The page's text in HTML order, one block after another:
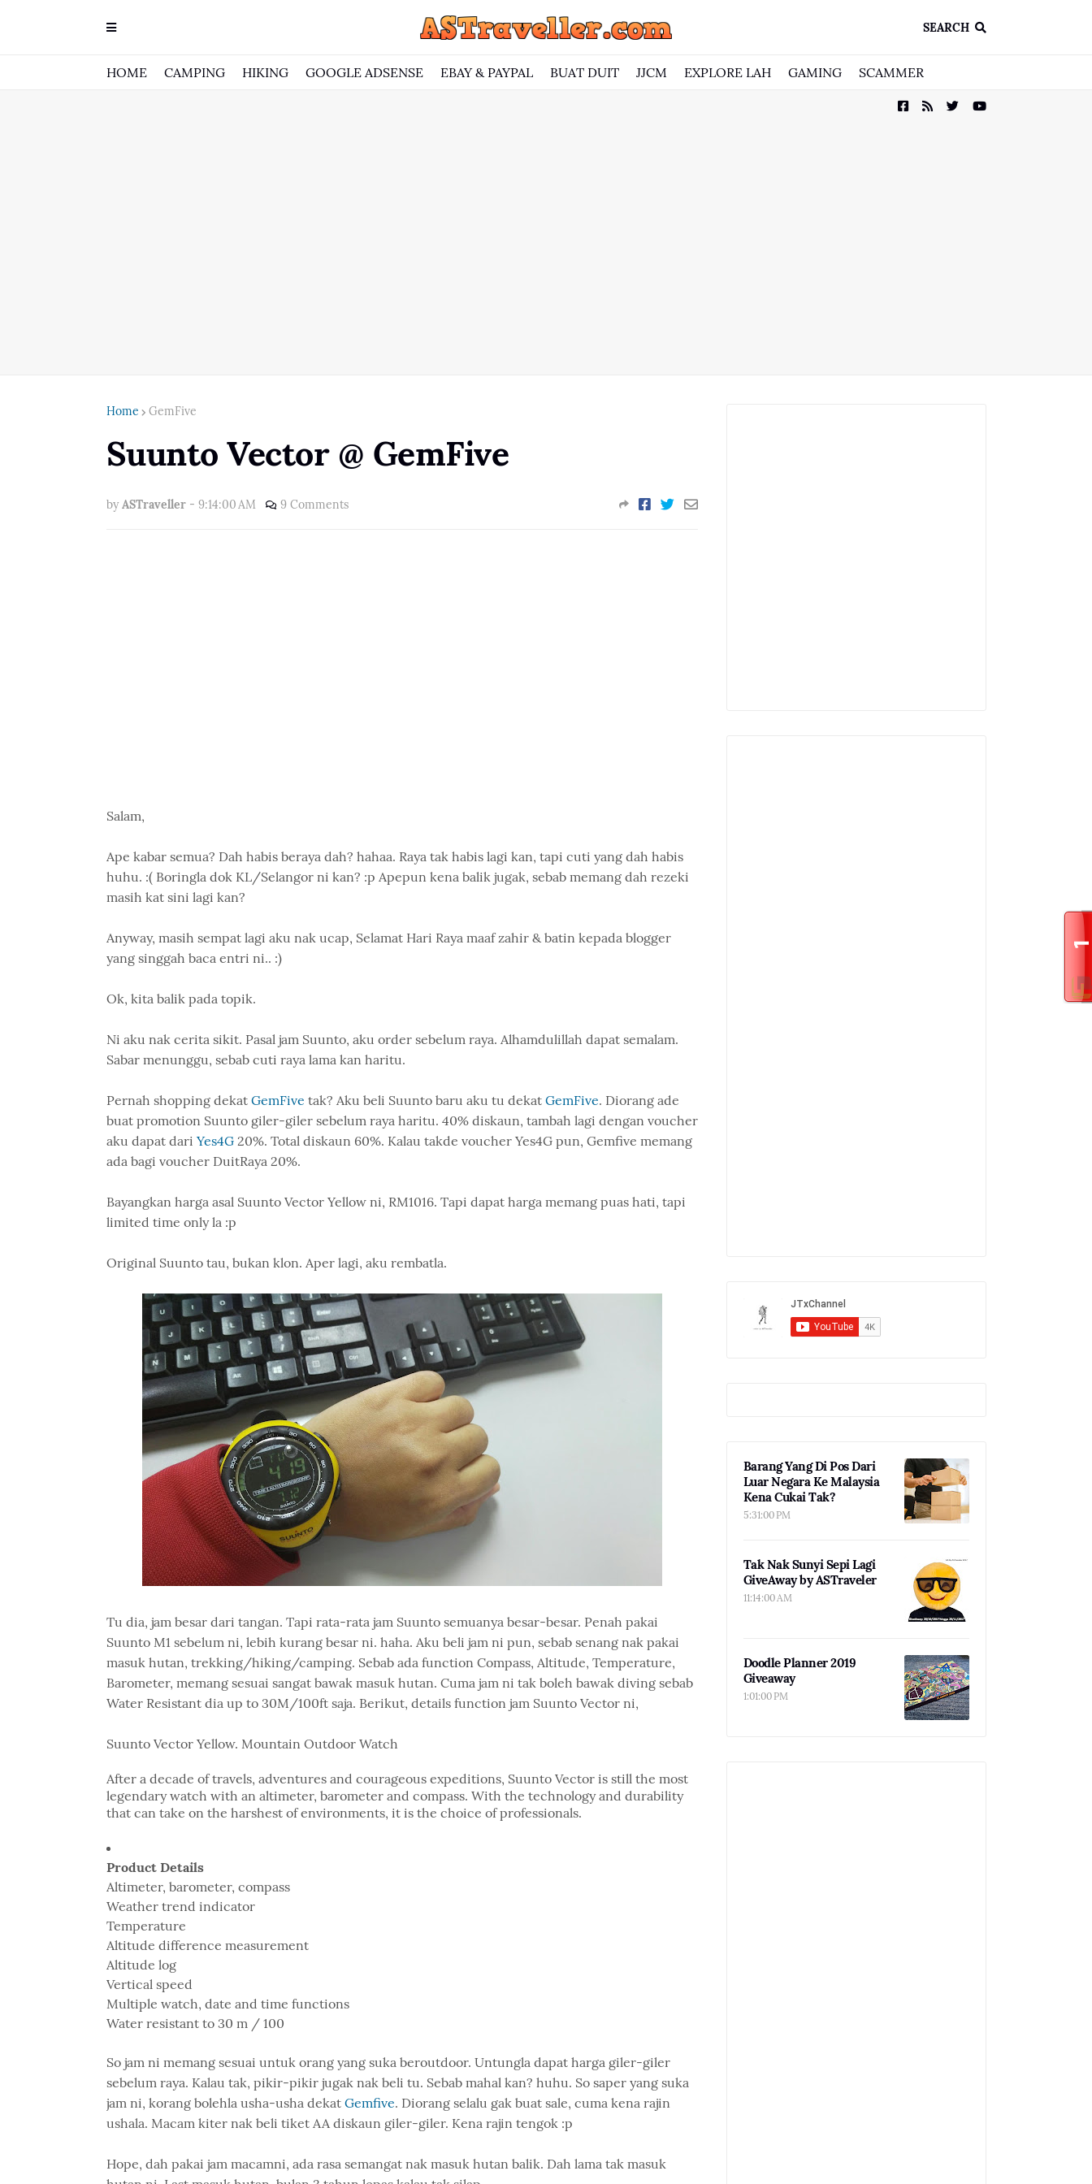
SEARCH
HOME CAMPING HIKING GOOGLE ADSENSE EBAY & PAYPAL BUAT DUIT JJCM EXPLORE LAH GAMING SCAMMER
Home GemFive
Suunto Vector @ GemFive
by ASTraveller - 9:14:00 AM 9 Comments
Salam,
Ape kabar semua? Dah habis beraya dah? hahaa. Raya tak habis lagi kan, tapi cuti yang dah habis
huhu. :( Boringla dok KL/Selangor ni kan? :p Apepun kena balik jugak, sebab memang dah rezeki
masih kat sini lagi kan?
Anyway, masih sempat lagi aku nak ucap, Selamat Hari Raya maaf zahir & batin kepada blogger
yang singgah baca entri ni.. :)
Ok, kita balik pada topik.
Ni aku nak cerita sikit. Pasal jam Suunto, aku order sebelum raya. Alhamdulillah dapat semalam.
Sabar menunggu, sebab cuti raya lama kan haritu.
Pernah shopping dekat GemFive tak? Aku beli Suunto baru aku tu dekat GemFive. Diorang ade
buat promotion Suunto giler-giler sebelum raya haritu. 40% diskaun, tambah lagi dengan voucher
aku dapat dari Yes4G20%. Total diskaun 60%. Kalau takde voucher Yes4G pun, Gemfive memang
ada bagi voucher DuitRaya 20%.
Bayangkan harga asal Suunto Vector Yellow ni, RM1016. Tapi dapat harga memang puas hati, tapi
limited time only la :p
Original Suunto tau, bukan klon. Aper lagi, aku rembatla.
Tu dia, jam besar dari tangan. Tapi rata-rata jam Suunto semuanya besar-besar. Penah pakai
Suunto M1 sebelum ni, lebih kurang besar ni. haha. Aku beli jam ni pun, sebab senang nak pakai
masuk hutan, trekking/hiking/camping. Sebab ada function Compass, Altitude, Temperature,
Barometer, memang sesuai sangat bawak masuk hutan. Cuma jam ni tak boleh bawak diving sebab
Water Resistant dia up to 30M/100ft saja. Berikut, details function jam Suunto Vector ni,
Suunto Vector Yellow. Mountain Outdoor Watch
After a decade of travels, adventures and courageous expeditions, Suunto Vector is still the most
legendary watch with an altimeter, barometer and compass. With the technology and durability
that can take on the harshest of environments, it is the choice of professionals.
Product Details
Altimeter, barometer, compass
Weather trend indicator
Temperature
Altitude difference measurement
Altitude log
Vertical speed
Multiple watch, date and time functions
Water resistant to 30 m / 100
So jam ni memang sesuai untuk orang yang suka beroutdoor. Untungla dapat harga giler-giler
sebelum raya. Kalau tak, pikir-pikir jugak nak beli tu. Sebab mahal kan? huhu. So saper yang suka
jam ni, korang bolehla usha-usha dekat Gemfive. Diorang selalu gak buat sale, cuma kena rajin
ushala. Macam kiter nak beli tiket AA diskaun giler-giler. Kena rajin tengok :p
Hope, dah pakai jam macamni, ada rasa semangat nak masuk hutan balik. Dah lama tak masuk
Barang Yang Di Pos Dari
Luar Negara Ke Malaysia
Kena Cukai Tak?
5:31:00 PM
Tak Nak Sunyi Sepi Lagi
GiveAway by ASTraveler
11:14:00 AM
Doodle Planner 2019
Giveaway
1:01:00 PM